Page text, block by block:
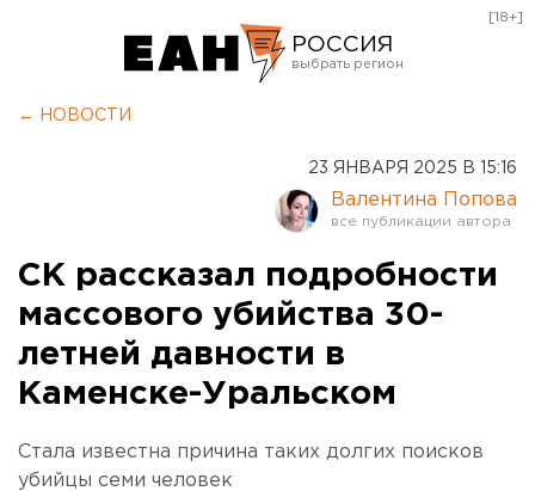
РОССИЯ
Курган
Оренбург
[18+]
← НОВОСТИ
23 ЯНВАРЯ 2025 В 15:16
Валентина Попова
СК рассказал подробности
массового убийства 30-
летней давности в
Каменске-Уральском
Стала известна причина таких долгих поисков
убийцы семи человек